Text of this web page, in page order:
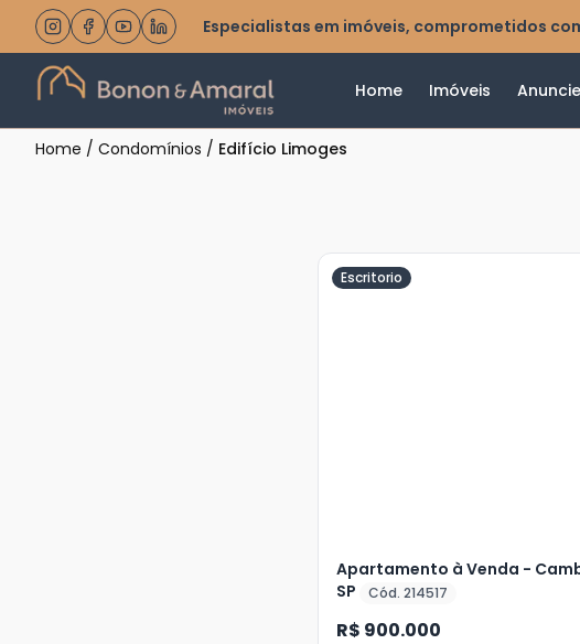
Especialistas em imóveis, comprometidos
Home Imóveis Anuncie
Home / Condomínios / Edifício Limoges
Escritorio
Apartamento à Venda -
SP
Cód. 214517
R$ 900.000